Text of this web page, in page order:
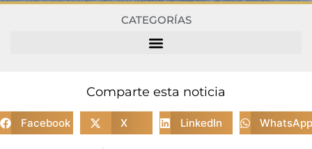
CATEGORÍAS
Comparte esta noticia
Facebook X LinkedIn WhatsApp